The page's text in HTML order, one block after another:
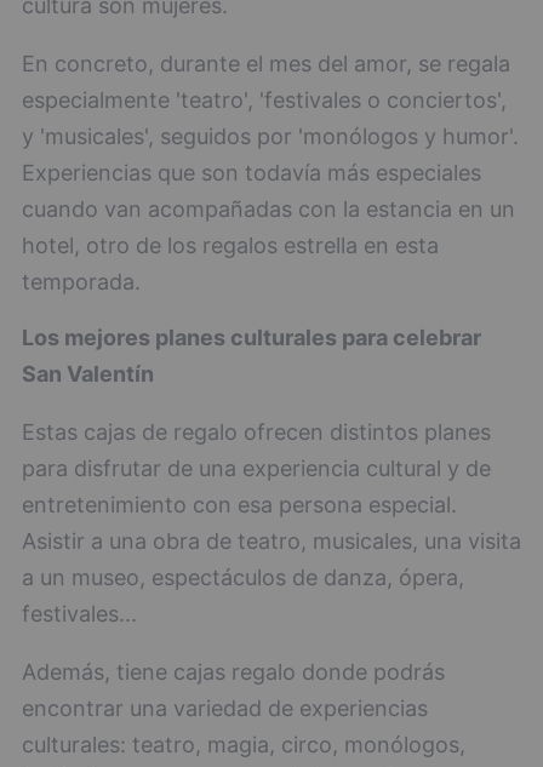
cultura son mujeres.
En concreto, durante el mes del amor, se regala
especialmente 'teatro', 'festivales o conciertos',
y 'musicales', seguidos por 'monólogos y humor'.
Experiencias que son todavía más especiales
cuando van acompañadas con la estancia en un
hotel, otro de los regalos estrella en esta
temporada.
Los mejores planes culturales para celebrar
San Valentín
Estas cajas de regalo ofrecen distintos planes
para disfrutar de una experiencia cultural y de
entretenimiento con esa persona especial.
Asistir a una obra de teatro, musicales, una visita
a un museo, espectáculos de danza, ópera,
festivales...
Además, tiene cajas regalo donde podrás
encontrar una variedad de experiencias
culturales: teatro, magia, circo, monólogos,